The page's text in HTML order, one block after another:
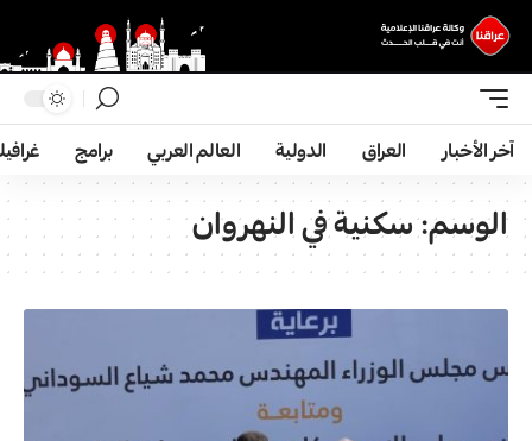
آخر الأخبار العراق الدولية العالم العربي برامج
الوسم:سكنية في النهروان